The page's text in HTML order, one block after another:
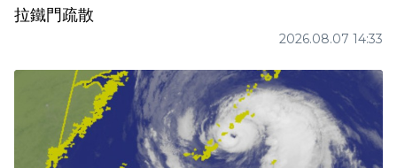
拉鐵門疏散
2026.08.07 14:33